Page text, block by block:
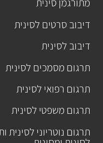
מתורגמן סינית
דיבוב סרטים לסינית
דיבוב לסינית
תרגום מסמכים לסינית
תרגום רפואי לסינית
תרגום משפטי לסינית
תרגום נוטריוני